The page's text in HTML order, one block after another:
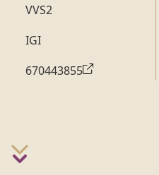
VVS2
IGI
670443855